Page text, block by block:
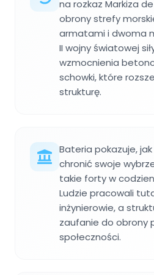
na rozkaz Markiza
obrony strefy
armatami i dwoma
II wojny światowej
wzmocnienia
schowki, które
strukturę.
Bateria pokazuje, jak
chronić swoje
takie forty w
Ludzie pracowali
inżynierowie, a
zaufanie do obrony
społeczności.